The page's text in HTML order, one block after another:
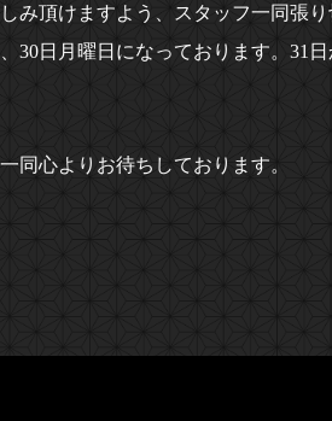
み頂けますよう、スタッフ一同張
30日月曜日になっております。31
同心よりお待ちしております。